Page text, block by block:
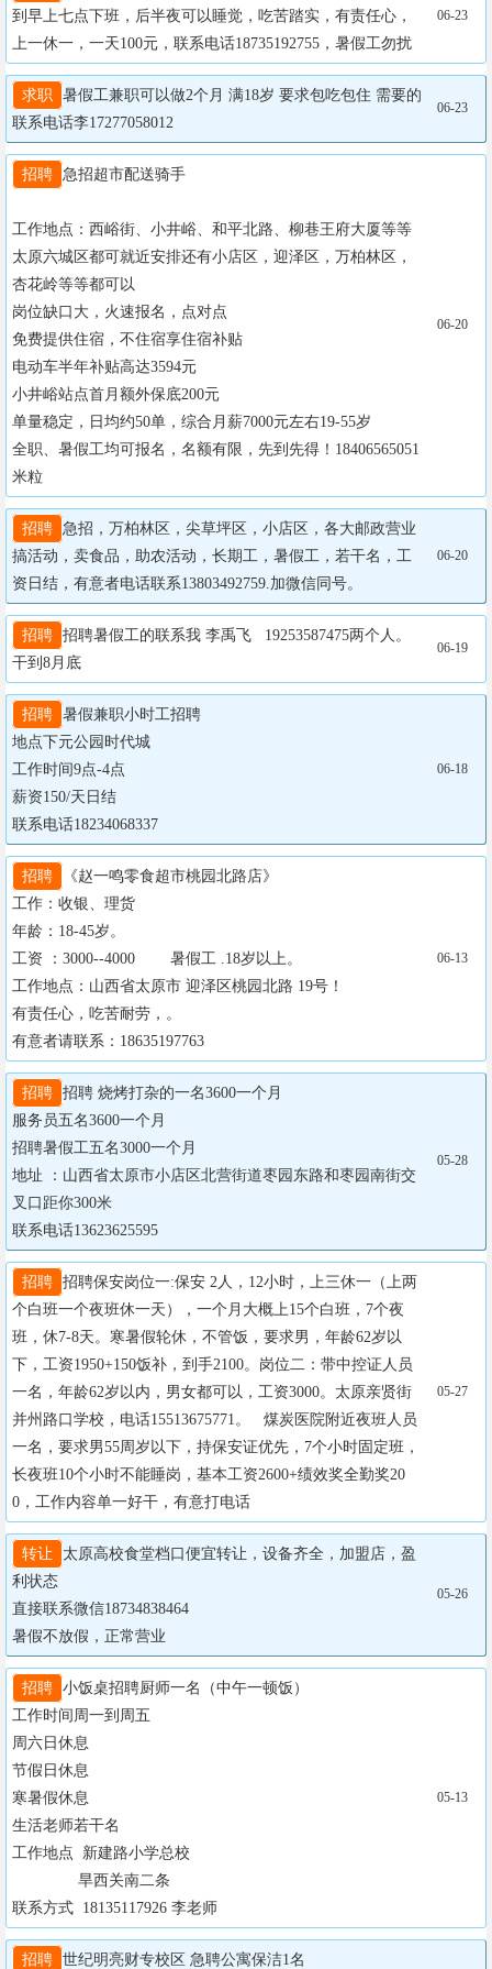
到早上七点下班，后半夜可以睡觉，吃苦踏实，有责任心，
上一休一，一天100元，联系电话18735192755，暑假工勿扰
06-23
求职
暑假工兼职可以做2个月 满18岁 要求包吃包住 需要的
联系电话李17277058012
06-23
招聘 急招超市配送骑手
工作地点：西峪街、小井峪、和平北路、柳巷王府大厦等等
太原六城区都可就近安排还有小店区，迎泽区，万柏林区，
杏花岭等等都可以
岗位缺口大，火速报名，点对点
免费提供住宿，不住宿享住宿补贴
电动车半年补贴高达3594元
小井峪站点首月额外保底200元
单量稳定，日均约50单，综合月薪7000元左右19-55岁
全职、暑假工均可报名，名额有限，先到先得！18406565051
米粒
06-20
招聘 急招，万柏林区，尖草坪区，小店区，各大邮政营业
搞活动，卖食品，助农活动，长期工，暑假工，若干名，工
资日结，有意者电话联系13803492759.加微信同号。
06-20
招聘 招聘暑假工的联系我 李禹飞   19253587475两个人。
干到8月底
06-19
招聘 暑假兼职小时工招聘
地点下元公园时代城
工作时间9点-4点
薪资150/天日结
联系电话18234068337
06-18
招聘
《赵一鸣零食超市桃园北路店》
工作：收银、理货
年龄：18-45岁。
工资 ：3000--4000        暑假工 .18岁以上。
工作地点：山西省太原市 迎泽区桃园北路 19号！
有责任心，吃苦耐劳，。
有意者请联系：18635197763
06-13
招聘 招聘 烧烤打杂的一名3600一个月
服务员五名3600一个月
招聘暑假工五名3000一个月
地址 ：山西省太原市小店区北营街道枣园东路和枣园南街交
叉口距你300米
联系电话13623625595
05-28
招聘 招聘保安岗位一:保安 2人，12小时，上三休一（上两
个白班一个夜班休一天），一个月大概上15个白班，7个夜
班，休7-8天。寒暑假轮休，不管饭，要求男，年龄62岁以
下，工资1950+150饭补，到手2100。岗位二：带中控证人员
一名，年龄62岁以内，男女都可以，工资3000。太原亲贤街
并州路口学校，电话15513675771。   煤炭医院附近夜班人员
一名，要求男55周岁以下，持保安证优先，7个小时固定班，
长夜班10个小时不能睡岗，基本工资2600+绩效奖全勤奖20
0，工作内容单一好干，有意打电话
05-27
转让
太原高校食堂档口便宜转让，设备齐全，加盟店，盈
利状态
直接联系微信18734838464
暑假不放假，正常营业
05-26
招聘 小饭桌招聘厨师一名（中午一顿饭）
工作时间周一到周五
周六日休息
节假日休息
寒暑假休息
生活老师若干名
工作地点  新建路小学总校
旱西关南二条
联系方式  18135117926 李老师
05-13
招聘 世纪明亮财专校区 急聘公寓保洁1名